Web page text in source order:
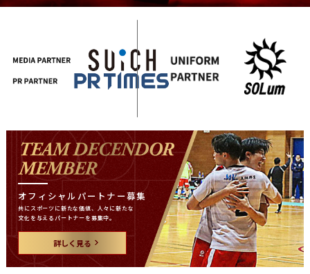
オフィシャルパートナー募集
共にスポーツに新たな価値、 人々に新たな
文化を与えるパートナーを募集中。
詳しく見る